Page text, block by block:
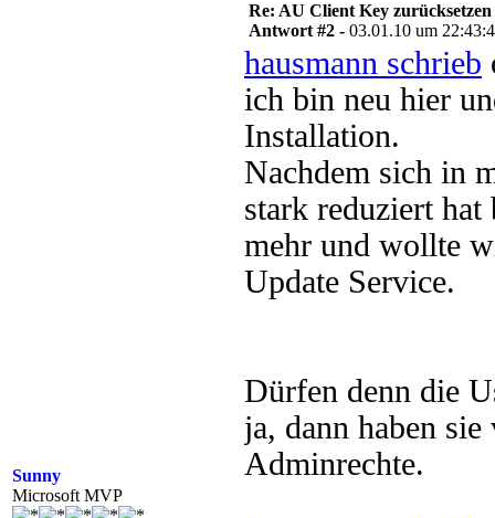
Sunny
Microsoft MVP
Re: AU Client Key zurücksetzen
Antwort #2 - 03.01.10 um
hausmann schrieb
ich bin neu hier
Installation.
Nachdem sich in
stark reduziert
mehr und wollte
Update Service.
Dürfen denn die
ja, dann haben
Adminrechte.